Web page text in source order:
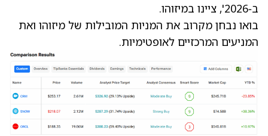
ב‑2026', ציינו במיזוהו.
בואו נבחן מקרוב את המניות המובילות של מיזוהו ואת
המניעים המרכזיים לאופטימיות.